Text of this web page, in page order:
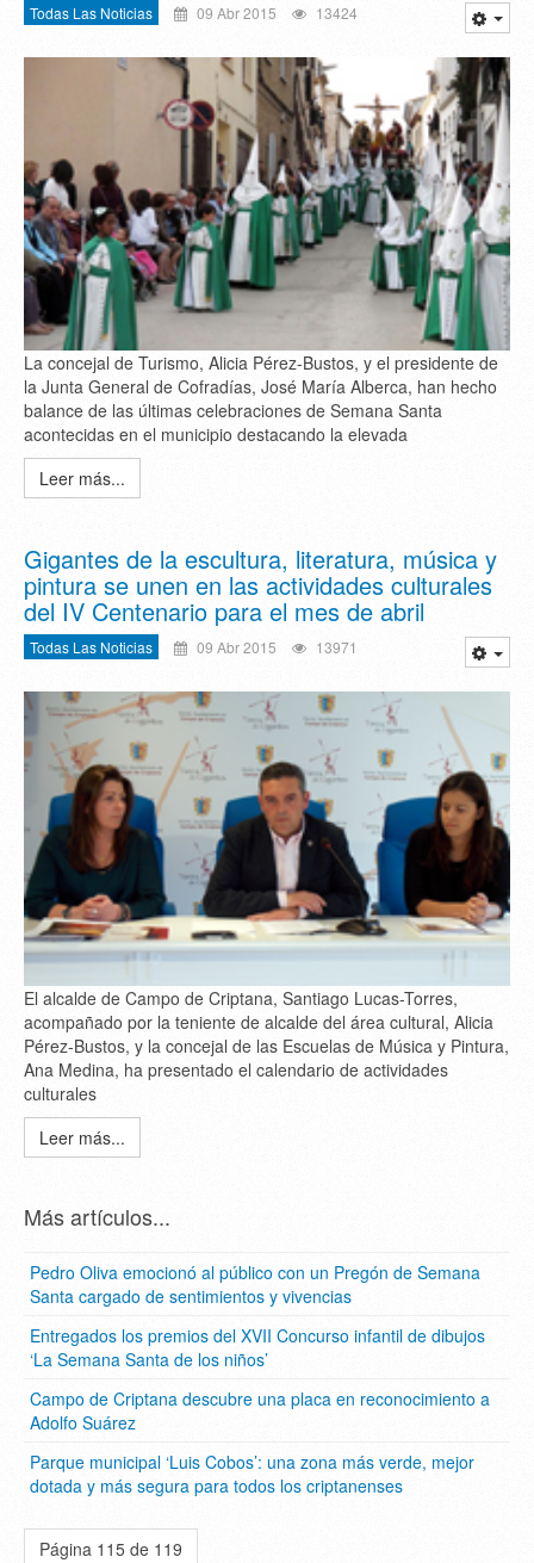
Todas Las Noticias 09 Abr 2015 13424
La concejal de Turismo, Alicia Pérez-Bustos, y el presidente de
la Junta General de Cofradías, José María Alberca, han hecho
balance de las últimas celebraciones de Semana Santa
acontecidas en el municipio destacando la elevada
Leer más...
Gigantes de la escultura, literatura, música y
pintura se unen en las actividades culturales
del IV Centenario para el mes de abril
Todas Las Noticias 09 Abr 2015 13971
El alcalde de Campo de Criptana, Santiago Lucas-Torres,
acompañado por la teniente de alcalde del área cultural, Alicia
Pérez-Bustos, y la concejal de las Escuelas de Música y Pintura,
Ana Medina, ha presentado el calendario de actividades
culturales
Leer más...
Más artículos...
Pedro Oliva emocionó al público con un Pregón de Semana
Santa cargado de sentimientos y vivencias
Entregados los premios del XVII Concurso infantil de dibujos
‘La Semana Santa de los niños’
Campo de Criptana descubre una placa en reconocimiento a
Adolfo Suárez
Parque municipal ‘Luis Cobos’: una zona más verde, mejor
dotada y más segura para todos los criptanenses
Página 115 de 119